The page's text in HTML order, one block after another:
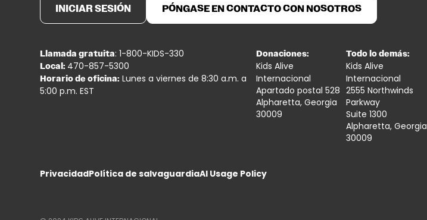
INICIAR SESIÓN PÓNGASE EN CONTACTO CON NOSOTROS
Llamada gratuita: 1-800-KIDS-330
Local: 470-857-5300
Horario de oficina: Lunes a viernes de 8:30 a.m. a
5:00 p.m. EST
Donaciones:
Kids Alive
Internacional
Apartado postal 528
Alpharetta, Georgia
30009
Todo lo demás:
Kids Alive
Internacional
2555 Northwinds
Parkway
Suite 1300
Alpharetta, Georgia
30009
PrivacidadPolítica de salvaguardiaAI Usage Policy